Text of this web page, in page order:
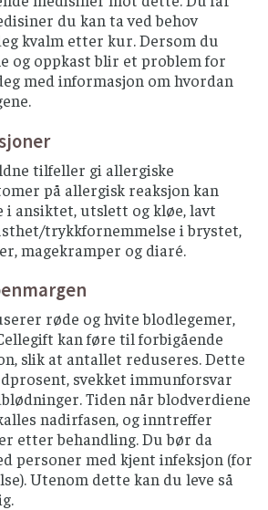
du kan ta ved behov
kvalm etter kur. Dersom du
og oppkast blir et problem for
med informasjon om hvordan
tilfeller gi allergiske
på allergisk reaksjon kan
i ansiktet, utslett og kløe, lavt
trykkfornemmelse i brystet,
magekramper og diaré.
røde og hvite blodlegemer,
kan føre til forbigående
slik at antallet reduseres. Dette
svekket immunforsvar
Tiden når blodverdiene
nadirfasen, og inntreffer
etter behandling. Du bør da
personer med kjent infeksjon (for
Utenom dette kan du leve så